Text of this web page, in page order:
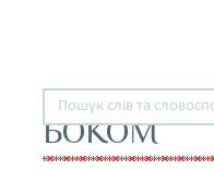
БОКОМ